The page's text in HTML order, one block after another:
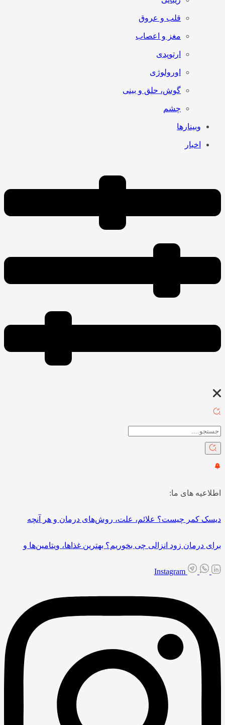
قلب و عروق
مغز و اعصاب
ارتوپدی
اورولوژی
گوش، حلق و بینی
چشم
وبینارها
اخبار
اطلاعیه های ما:
دیسک کمر چیست؟ علائم، علت، روش‌های درمان و هر آنچه
برای درمان زود انزالی چی بخوریم؟ بهترین غذاها، ویتامین‌ها و
Instagram